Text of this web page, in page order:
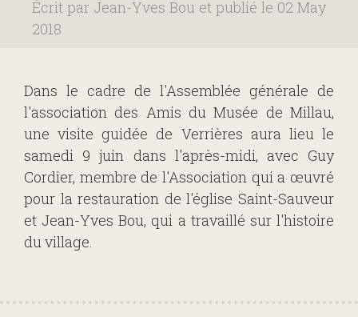
Écrit par Jean-Yves Bou et publié le 02 May
2018
Dans le cadre de l'Assemblée générale de
l'association des Amis du Musée de Millau,
une visite guidée de Verrières aura lieu le
samedi 9 juin dans l'après-midi, avec Guy
Cordier, membre de l'Association qui a œuvré
pour la restauration de l'église Saint-Sauveur
et Jean-Yves Bou, qui a travaillé sur l'histoire
du village.